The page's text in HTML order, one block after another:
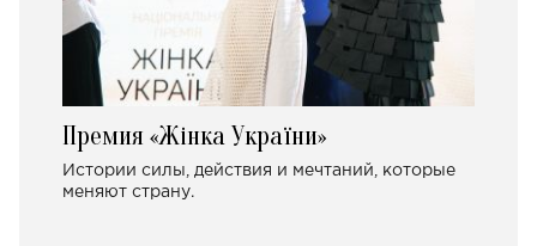
Премия «Жінка України»
Истории силы, действия и мечтаний, которые
меняют страну.